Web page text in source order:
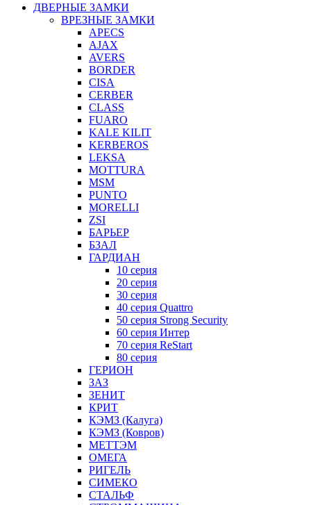
ДВЕРНЫЕ ЗАМКИ
ВРЕЗНЫЕ ЗАМКИ
APECS
AJAX
AVERS
BORDER
CISA
CERBER
CLASS
FUARO
KALE KILIT
KERBEROS
LEKSA
MOTTURA
MSM
PUNTO
MORELLI
ZSI
БАРЬЕР
БЗАЛ
ГАРДИАН
10 серия
20 серия
30 серия
40 серия Quattro
50 серия Strong Security
60 серия Интер
70 серия ReStart
80 серия
ГЕРИОН
ЗАЗ
ЗЕНИТ
КРИТ
КЭМЗ (Калуга)
КЭМЗ (Ковров)
МЕТТЭМ
ОМЕГА
РИГЕЛЬ
СИМЕКО
СТАЛЬФ